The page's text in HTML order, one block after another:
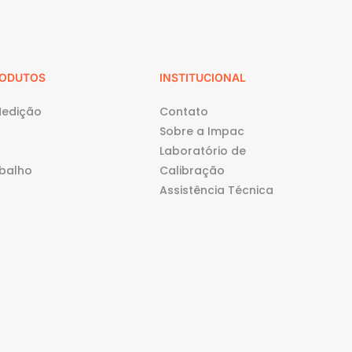
INSTITUCIONAL
Contato
Sobre a Impac
Laboratório de
Calibração
Assistência Técnica